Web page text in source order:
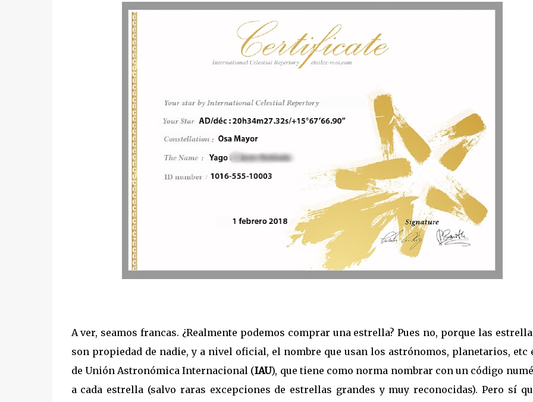
A ver, seamos francas. ¿Realmente podemos comprar una estrella? Pues no, porque las
son propiedad de nadie, y a nivel oficial, el nombre que usan los astrónomos, planetarios, etc
de Unión Astronómica Internacional (IAU), que tiene como norma nombrar con un código
a cada estrella (salvo raras excepciones de estrellas grandes y muy reconocidas). Pero sí